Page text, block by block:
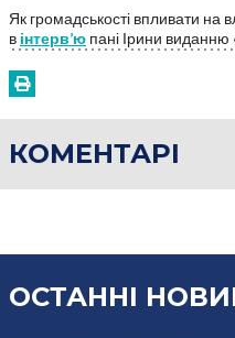
Як громадськості впливати на
в інтерв’ю пані Ірини
КОМЕНТАРІ
ОСТАННІ